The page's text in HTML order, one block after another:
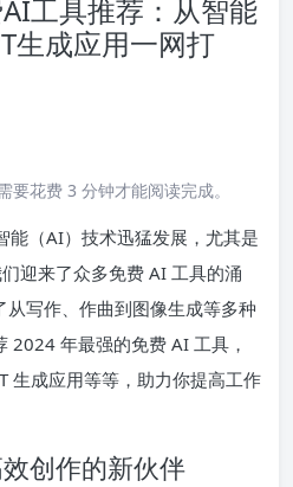
工具推荐：从智能
生成应用一网打
花费 3 分钟才能阅读完成。
能（AI）技术迅猛发展，尤其是
迎来了众多免费 AI 工具的涌
写作、作曲到图像生成等多种
2024 年最强的免费 AI 工具，
生成应用等等，助力你提高工作
创作的新伙伴